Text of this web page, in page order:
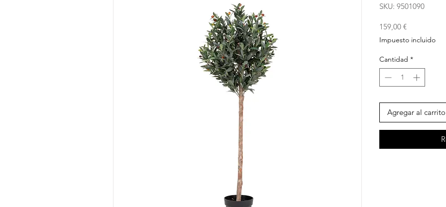
SKU: 9501090
159,00 €Precio
Impuesto incluido
Cantidad *
Agregar al carrito